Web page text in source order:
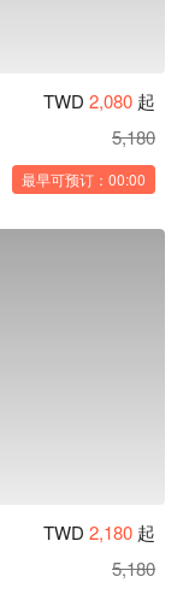
TWD 2,080 起
5,180
最早可预订：00:00
TWD 2,180 起
5,180